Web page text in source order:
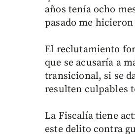
años tenía ocho
pasado me
El reclutamiento
que se acusaría a
transicional, si se
resulten culpables
La Fiscalía tiene
este delito contra